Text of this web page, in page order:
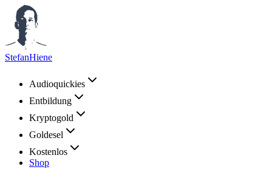
StefanHiene
Audioquickies
Entbildung
Kryptogold
Goldesel
Kostenlos
Shop